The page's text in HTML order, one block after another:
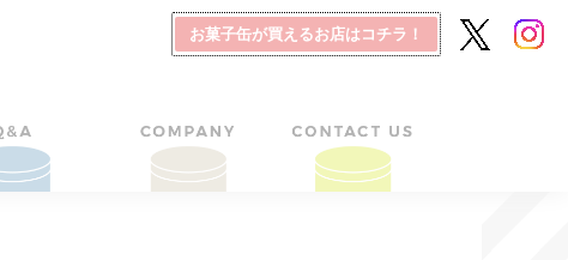
お菓子缶が買えるお店はコチラ！